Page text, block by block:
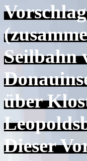
Seilbahn
über
Dieser